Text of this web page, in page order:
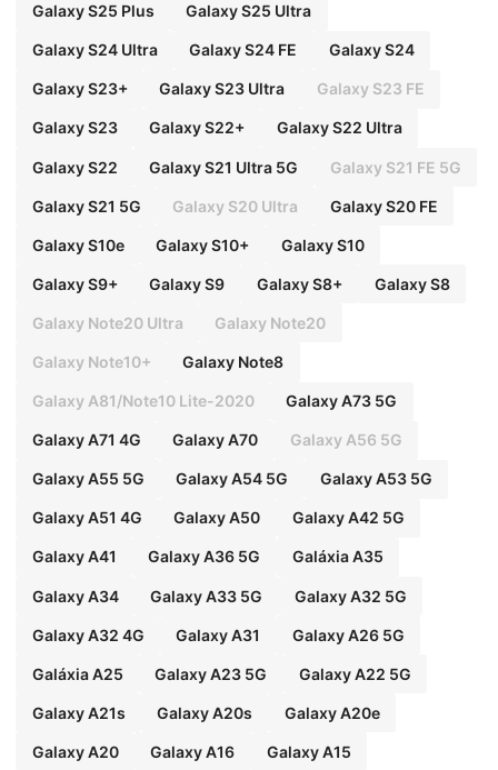
Galaxy S25 Plus Galaxy S25 Ultra
Galaxy S24 Ultra Galaxy S24 FE Galaxy S24
Galaxy S23+ Galaxy S23 Ultra Galaxy S23 FE
Galaxy S23 Galaxy S22+ Galaxy S22 Ultra
Galaxy S22 Galaxy S21 Ultra 5G Galaxy S21 FE 5G
Galaxy S21 5G Galaxy S20 Ultra Galaxy S20 FE
Galaxy S10e Galaxy S10+ Galaxy S10
Galaxy S9+ Galaxy S9 Galaxy S8+ Galaxy S8
Galaxy Note20 Ultra Galaxy Note20
Galaxy Note10+ Galaxy Note8
Galaxy A81/Note10 Lite-2020 Galaxy A73 5G
Galaxy A71 4G Galaxy A70 Galaxy A56 5G
Galaxy A55 5G Galaxy A54 5G Galaxy A53 5G
Galaxy A51 4G Galaxy A50 Galaxy A42 5G
Galaxy A41 Galaxy A36 5G Galáxia A35
Galaxy A34 Galaxy A33 5G Galaxy A32 5G
Galaxy A32 4G Galaxy A31 Galaxy A26 5G
Galáxia A25 Galaxy A23 5G Galaxy A22 5G
Galaxy A21s Galaxy A20s Galaxy A20e
Galaxy A20 Galaxy A16 Galaxy A15